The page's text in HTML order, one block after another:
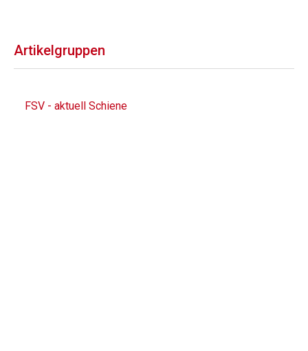
Artikelgruppen
FSV - aktuell Schiene